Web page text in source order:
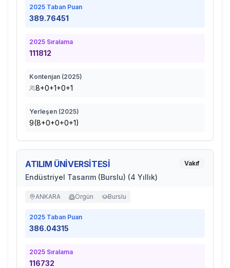
2025 Taban Puan
389.76451
2025 Sıralama
111812
Kontenjan (2025)
8+0+1+0+1
Yerleşen (2025)
9(8+0+0+0+1)
ATILIM ÜNİVERSİTESİ
Endüstriyel Tasarım (Burslu) (4 Yıllık)
Vakıf
ANKARA Örgün Burslu
2025 Taban Puan
386.04315
2025 Sıralama
116732